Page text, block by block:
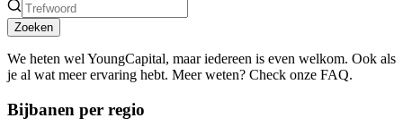
Zoeken
We heten wel YoungCapital, maar iedereen is even welkom. Ook als
je al wat meer ervaring hebt. Meer weten? Check onze FAQ.
Bijbanen per regio